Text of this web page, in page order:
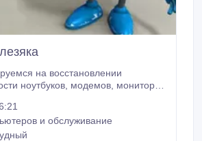
на восстановлении
модемов, мониторов,
целей мы имеем
паяльное оборудование, опыт и
и обслуживание